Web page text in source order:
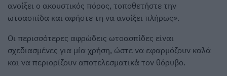
ανοίξει ο ακουστικός πόρος, τοποθετήστε την
ωτοασπίδα και αφήστε τη να ανοίξει πλήρως».
Οι περισσότερες αφρώδεις ωτοασπίδες είναι
σχεδιασμένες για μία χρήση, ώστε να εφαρμόζουν καλά
και να περιορίζουν αποτελεσματικά τον θόρυβο.